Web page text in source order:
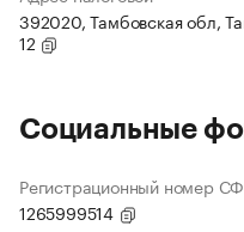
392020, Тамбовская обл,
12
Социальные
Регистрационный номер
1265999514